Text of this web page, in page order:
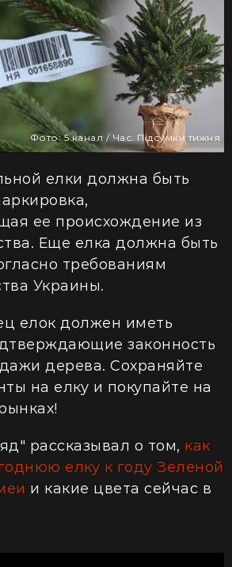
Фото: 5 канал / Час. Підсумки тижня
елки должна быть
ее происхождение из
Еще елка должна быть
требованиям
Украины.
елок должен иметь
законность
дерева. Сохраняйте
на елку и покупайте на
рассказывал о том, как
елку к году Зеленой
и какие цвета сейчас в